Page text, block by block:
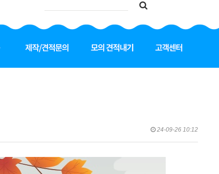
24-09-26 10:12